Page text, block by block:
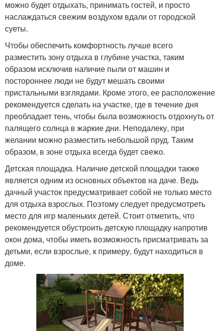
можно будет отдыхать, принимать гостей, и просто
наслаждаться свежим воздухом вдали от городской
суеты.
Чтобы обеспечить комфортность лучше всего
разместить зону отдыха в глубине участка, таким
образом исключив наличие пыли от машин и
постороннее люди не будут мешать своими
пристальными взглядами. Кроме этого, ее расположение
рекомендуется сделать на участке, где в течение дня
преобладает тень, чтобы была возможность отдохнуть от
палящего солнца в жаркие дни. Неподалеку, при
желании можно разместить небольшой пруд. Таким
образом, в зоне отдыха всегда будет свежо.
Детская площадка. Наличие детской площадки также
является одним из основных объектов на даче. Ведь
дачный участок предусматривает собой не только место
для отдыха взрослых. Поэтому следует предусмотреть
место для игр маленьких детей. Стоит отметить, что
рекомендуется обустроить детскую площадку напротив
окон дома, чтобы иметь возможность присматривать за
детьми, если взрослые, к примеру, будут находиться в
доме.